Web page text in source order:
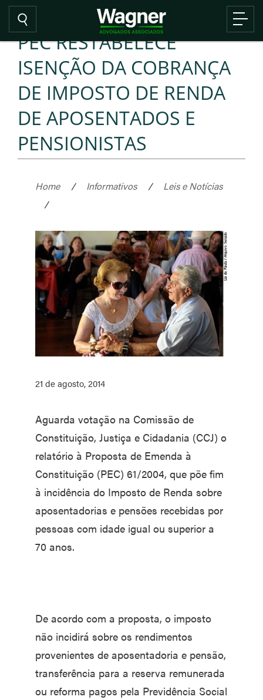
PEC RESTABELECE
ISENÇÃO DA COBRANÇA
DE IMPOSTO DE RENDA
DE APOSENTADOS E
PENSIONISTAS
Home / Informativos /
Leis e Notícias
/
21 de agosto, 2014
Aguarda votação na Comissão de
Constituição, Justiça e Cidadania (CCJ) o
relatório à Proposta de Emenda à
Constituição (PEC) 61/2004, que põe fim
à incidência do Imposto de Renda sobre
aposentadorias e pensões recebidas por
pessoas com idade igual ou superior a
70 anos.
De acordo com a proposta, o imposto
não incidirá sobre os rendimentos
provenientes de aposentadoria e pensão,
transferência para a reserva remunerada
ou reforma pagos pela Previdência Social